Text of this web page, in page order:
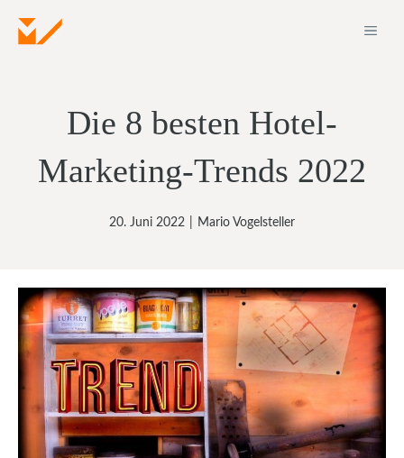
Inhalt
Die 8 besten Hotel-
Marketing-Trends 2022
20. Juni 2022 Mario Vogelsteller